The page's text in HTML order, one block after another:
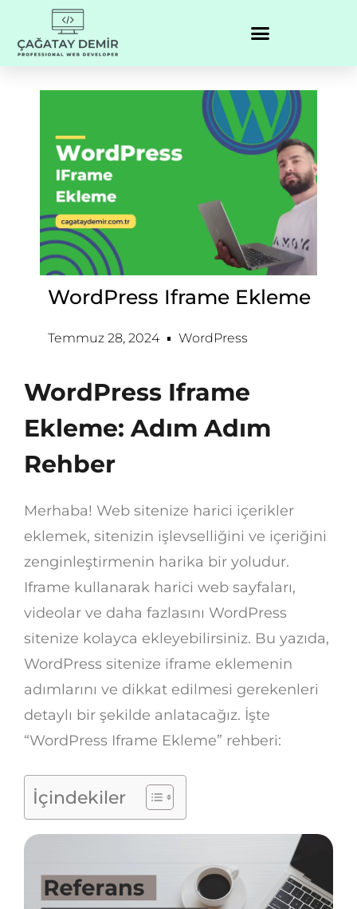
WordPress Iframe Ekleme
Temmuz 28, 2024 WordPress
WordPress Iframe
Ekleme: Adım Adım
Rehber
Merhaba! Web sitenize harici içerikler
eklemek, sitenizin işlevselliğini ve içeriğini
zenginleştirmenin harika bir yoludur.
Iframe kullanarak harici web sayfaları,
videolar ve daha fazlasını WordPress
sitenize kolayca ekleyebilirsiniz. Bu yazıda,
WordPress sitenize iframe eklemenin
adımlarını ve dikkat edilmesi gerekenleri
detaylı bir şekilde anlatacağız. İşte
“WordPress Iframe Ekleme” rehberi:
İçindekiler